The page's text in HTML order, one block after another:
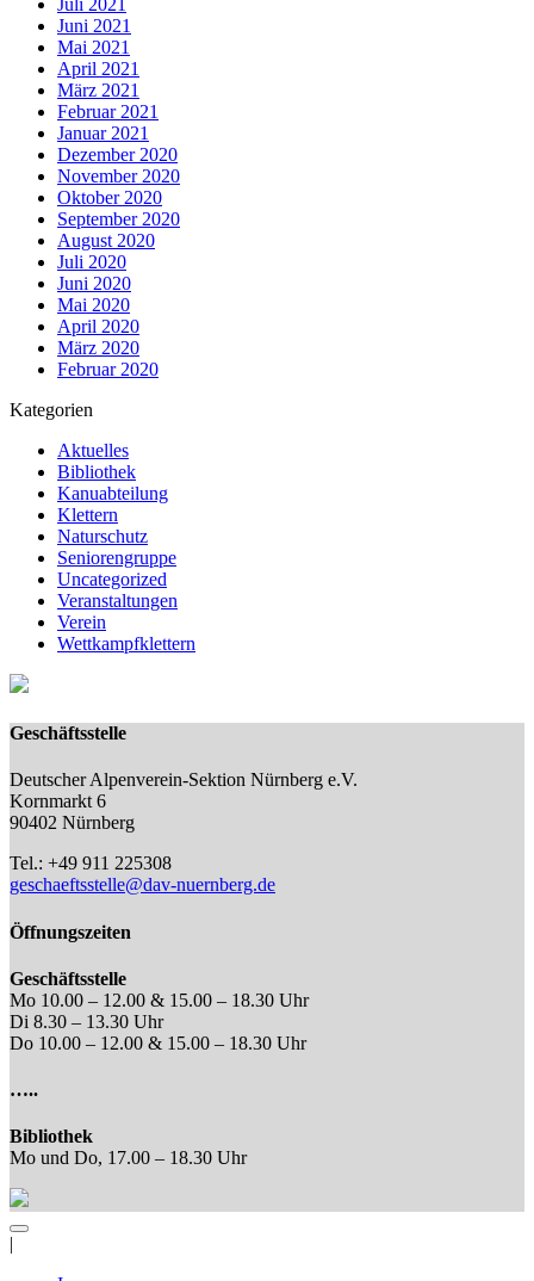
Juni 2021
Mai 2021
April 2021
März 2021
Februar 2021
Januar 2021
Dezember 2020
November 2020
Oktober 2020
September 2020
August 2020
Juli 2020
Juni 2020
Mai 2020
April 2020
März 2020
Februar 2020
Kategorien
Aktuelles
Bibliothek
Kanuabteilung
Klettern
Naturschutz
Seniorengruppe
Uncategorized
Veranstaltungen
Verein
Wettkampfklettern
Geschäftsstelle
Deutscher Alpenverein-Sektion Nürnberg e.V.
Kornmarkt 6
90402 Nürnberg
Tel.: +49 911 225308
geschaeftsstelle@dav-nuernberg.de
Öffnungszeiten
Geschäftsstelle
Mo 10.00 – 12.00 & 15.00 – 18.30 Uhr
Di 8.30 – 13.30 Uhr
Do 10.00 – 12.00 & 15.00 – 18.30 Uhr
…..
Bibliothek
Mo und Do, 17.00 – 18.30 Uhr